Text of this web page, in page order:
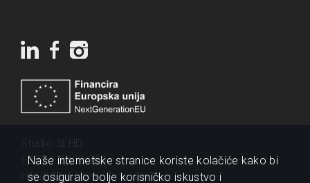
+385 1 2320 200
info@3lhd.com
Naše internetske stranice koriste kolačiće kako bi
se osiguralo bolje korisničko iskustvo i